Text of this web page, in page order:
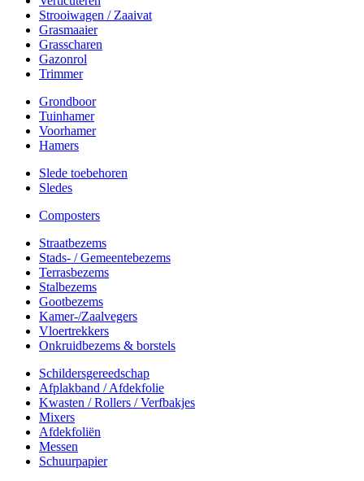
Strooiwagen / Zaaivat
Grasmaaier
Grasscharen
Gazonrol
Trimmer
Grondboor
Tuinhamer
Voorhamer
Hamers
Slede toebehoren
Sledes
Composters
Straatbezems
Stads- / Gemeentebezems
Terrasbezems
Stalbezems
Gootbezems
Kamer-/Zaalvegers
Vloertrekkers
Onkruidbezems & borstels
Schildersgereedschap
Afplakband / Afdekfolie
Kwasten / Rollers / Verfbakjes
Mixers
Afdekfoliën
Messen
Schuurpapier